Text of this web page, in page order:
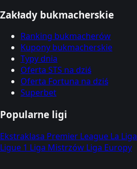
Zakłady bukmacherskie
Ranking bukmacherów
Kupony bukmacherskie
Typy dnia
Oferta STS na dziś
Oferta Fortuna na dziś
Superbet
Popularne ligi
Ekstraklasa Premier League La Liga
Ligue 1 Liga Mistrzów Liga Europy